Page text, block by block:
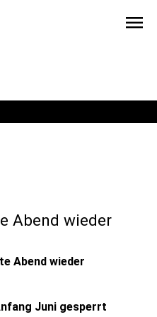
menu
Abend wieder
Abend wieder
Juni gesperrt